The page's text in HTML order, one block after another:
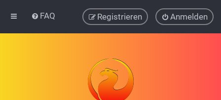
FAQ Anmelden
Registrieren